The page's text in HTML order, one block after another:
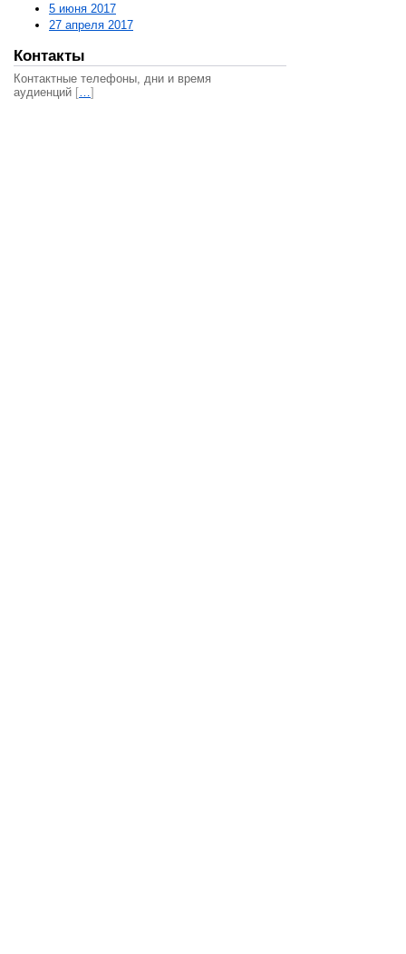
5 июня 2017
27 апреля 2017
Контакты
Контактные телефоны, дни и время
аудиенций […]